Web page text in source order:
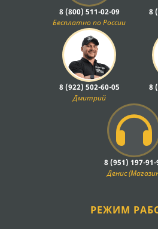
8 (800) 511-02-09
Бесплатно по России
8
8 (922) 502-60-05
Дмитрий
8
8 (951) 197-91-
Денис
РЕЖИМ